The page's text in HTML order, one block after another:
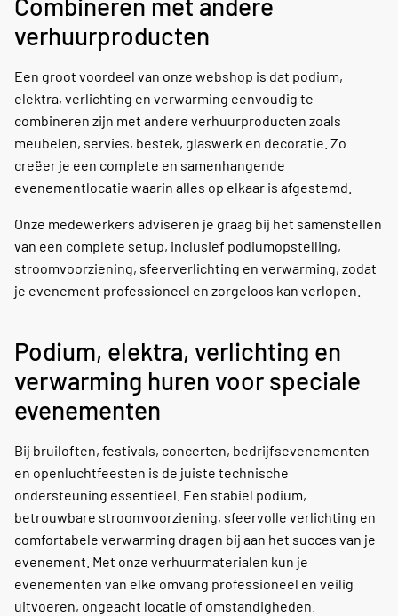
Combineren met andere
verhuurproducten
Een groot voordeel van onze webshop is dat podium,
elektra, verlichting en verwarming eenvoudig te
combineren zijn met andere verhuurproducten zoals
meubelen, servies, bestek, glaswerk en decoratie. Zo
creëer je een complete en samenhangende
evenementlocatie waarin alles op elkaar is afgestemd.
Onze medewerkers adviseren je graag bij het samenstellen
van een complete setup, inclusief podiumopstelling,
stroomvoorziening, sfeerverlichting en verwarming, zodat
je evenement professioneel en zorgeloos kan verlopen.
Podium, elektra, verlichting en
verwarming huren voor speciale
evenementen
Bij bruiloften, festivals, concerten, bedrijfsevenementen
en openluchtfeesten is de juiste technische
ondersteuning essentieel. Een stabiel podium,
betrouwbare stroomvoorziening, sfeervolle verlichting en
comfortabele verwarming dragen bij aan het succes van je
evenement. Met onze verhuurmaterialen kun je
evenementen van elke omvang professioneel en veilig
uitvoeren, ongeacht locatie of omstandigheden.